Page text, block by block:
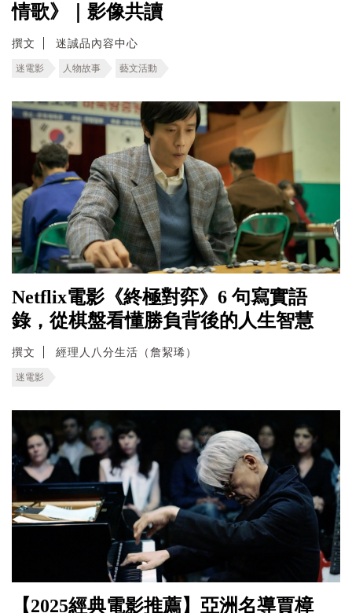
情歌》｜影像共讀
撰文 迷誠品內容中心
迷電影 人物故事 藝文活動
Netflix電影《終極對弈》6 句寫實語
錄，從棋盤看懂勝負背後的人生智慧
撰文 經理人八分生活（詹絜琋）
迷電影
【2025經典電影推薦】亞洲名導賈樟